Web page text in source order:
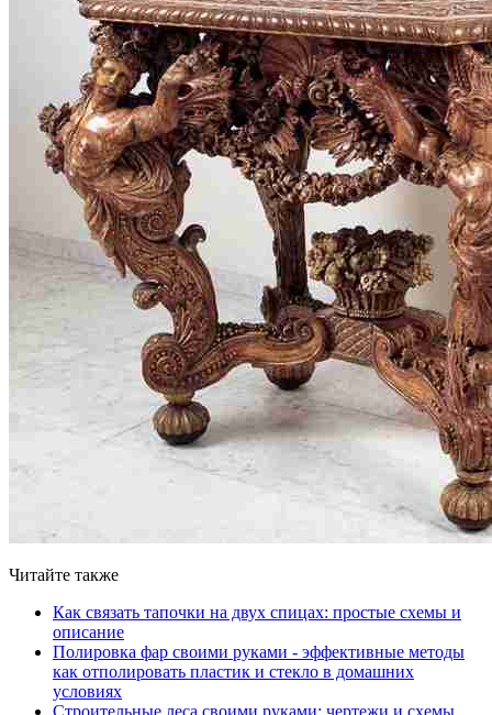
Читайте также
Как связать тапочки на двух спицах: простые схемы и
описание
Полировка фар своими руками - эффективные методы
как отполировать пластик и стекло в домашних
условиях
Строительные леса своими руками: чертежи и схемы